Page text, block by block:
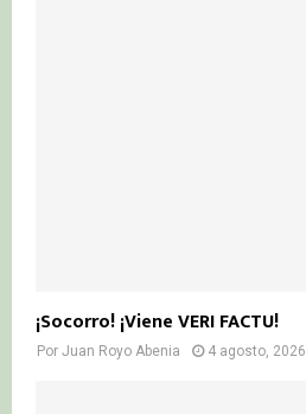
¡Socorro! ¡Viene VERI FACTU!
Por Juan Royo Abenia 4 agosto, 2026